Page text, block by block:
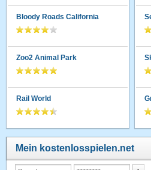
Bloody Roads California
Zoo2 Animal Park
Rail World
Mein kostenlosspielen.net